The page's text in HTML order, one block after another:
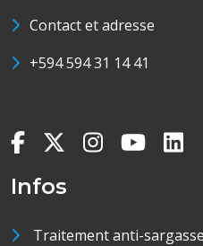
Contact et adresse
+594 594 31 14 41
Infos
Traitement anti-